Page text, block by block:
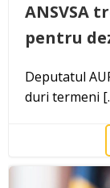
ANSVSA
pentru
Deputatul
duri termeni